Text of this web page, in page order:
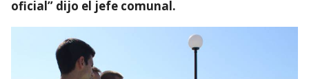
oficial” dijo el jefe comunal.